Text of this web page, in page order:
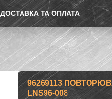
ДОСТАВКА ТА ОПЛАТА
96269113
LNS96-008